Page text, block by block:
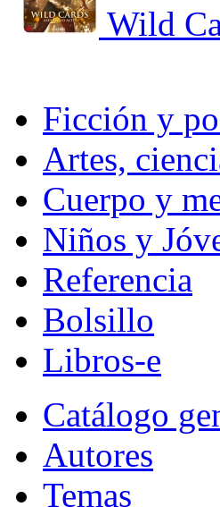
Wild
Ficción y
Artes,
Cuerpo y
Niños y
Referencia
Bolsillo
Libros-e
Catálogo
Autores
Temas